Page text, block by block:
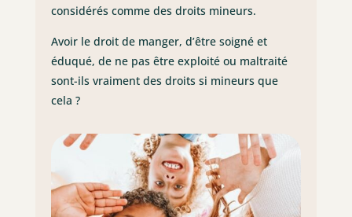
considérés comme des droits mineurs.
Avoir le droit de manger, d’être soigné et
éduqué, de ne pas être exploité ou maltraité
sont-ils vraiment des droits si mineurs que
cela ?